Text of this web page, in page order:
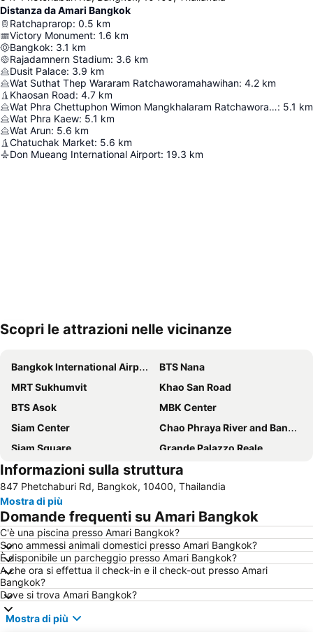
Distanza da Amari Bangkok
Ratchaprarop: 0.5 km
Victory Monument: 1.6 km
Bangkok: 3.1 km
Rajadamnern Stadium: 3.6 km
Dusit Palace: 3.9 km
Wat Suthat Thep Wararam Ratchaworamahawihan: 4.2 km
Khaosan Road: 4.7 km
Wat Phra Chettuphon Wimon Mangkhalaram Ratchaworamahawihan: 5.1 km
Wat Phra Kaew: 5.1 km
Wat Arun: 5.6 km
Chatuchak Market: 5.6 km
Don Mueang International Airport: 19.3 km
Espandi mappa
Scopri le attrazioni nelle vicinanze
Bangkok International Airport Suvarnabhumi
BTS Nana
MRT Sukhumvit
Khao San Road
BTS Asok
MBK Center
Siam Center
Chao Phraya River and Bangkok Waterways Cruise including Wat Arun
Siam Square
Grande Palazzo Reale
BTS Siam
Aeroporto di Bangkok-Don Muang
Lumphini-Park
BTS Phaya Thai
Patpong
Siam Paragon
MRT Si Lom
BTS Saphan Taksin
Bangkok's Grand Palace Complex and Wat Phra Kaew
BTS Phrom Phong
BTS Sala Daeng
Mercato del fine settimana di Chatuchak
BTS On Nut
BTS Chong Nonsi
Tempio del Buddha di Smeraldo
Informazioni sulla struttura
847 Phetchaburi Rd, Bangkok, 10400, Thailandia
Mostra di più
Domande frequenti su Amari Bangkok
C'è una piscina presso Amari Bangkok?
Sono ammessi animali domestici presso Amari Bangkok?
È disponibile un parcheggio presso Amari Bangkok?
A che ora si effettua il check-in e il check-out presso Amari
Bangkok?
Dove si trova Amari Bangkok?
Mostra di più